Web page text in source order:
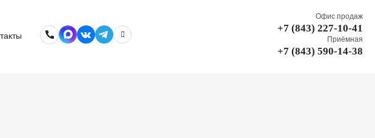
Офис продаж
+7 (843) 227-10-41
Приёмная
+7 (843) 590-14-38